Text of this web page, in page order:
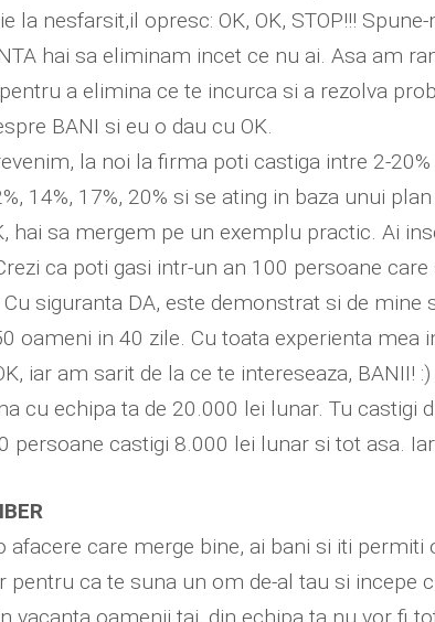
la nesfarsit,il opresc: OK, OK, STOP!!!
hai sa eliminam incet ce nu ai. Asa am
a elimina ce te incurca si a rezolva
BANI si eu o dau cu OK.
la noi la firma poti castiga intre 2-
14%, 17%, 20% si se ating in baza unui
hai sa mergem pe un exemplu practic. Ai
ca poti gasi intr-un an 100 persoane
Cu siguranta DA, este demonstrat si de
oameni in 40 zile. Cu toata experienta mea
iar am sarit de la ce te intereseaza,
cu echipa ta de 20.000 lei lunar. Tu castigi
persoane castigi 8.000 lei lunar si tot asa.
afacere care merge bine, ai bani si iti
pentru ca te suna un om de-al tau si incepe